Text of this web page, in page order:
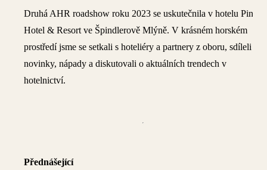
Druhá AHR roadshow roku 2023 se uskutečnila v hotelu Pinia
Hotel & Resort ve Špindlerově Mlýně. V krásném horském
prostředí jsme se setkali s hoteliéry a partnery z oboru, sdíleli
novinky, nápady a diskutovali o aktuálních trendech v
hotelnictví.
Přednášející